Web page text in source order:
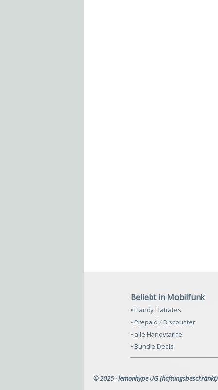
Beliebt in Mobilfunk
• Handy Flatrates
• Prepaid / Discounter
• alle Handytarife
• Bundle Deals
© 2025 - lemonhype UG (haftungsbeschränkt)